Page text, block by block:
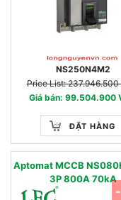
NS250N4M2
Price List: 237.946.500
Giá bán: 99.504.900
ĐẶT HÀNG
Aptomat MCCB
3P 800A 70kA